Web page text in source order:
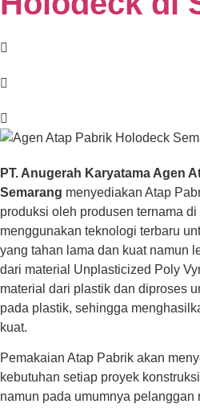
PT. Anugerah Karyatama Agen
Semarang menyediakan Atap
produksi oleh produsen ternama
menggunakan teknologi terbaru
yang tahan lama dan kuat namun
dari material Unplasticized Poly
material dari plastik dan diproses
pada plastik, sehingga
kuat.
Pemakaian Atap Pabrik akan
kebutuhan setiap proyek
namun pada umumnya pelanggan